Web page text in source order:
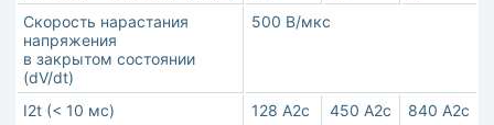
Скорость нарастания
напряжения
в закрытом состоянии
(dV/dt)
500 В/мкс
I2t (< 10 мс) 128 А2с 450 А2с
840 А2с